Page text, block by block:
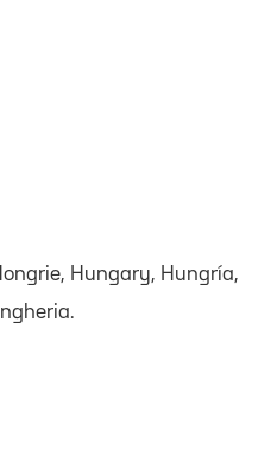
Hungary, Hungría,